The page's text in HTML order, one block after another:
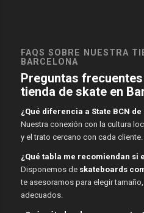
FAQS SOBRE NUESTRA
BARCELONA
Preguntas
tienda de skate en
¿Qué diferencia a State BCN
Nuestra conexión con la cultura
y el trato cercano con cada cliente.
¿Qué tabla me recomiendan si
Disponemos de skateboards
te asesoramos para elegir
adecuados.